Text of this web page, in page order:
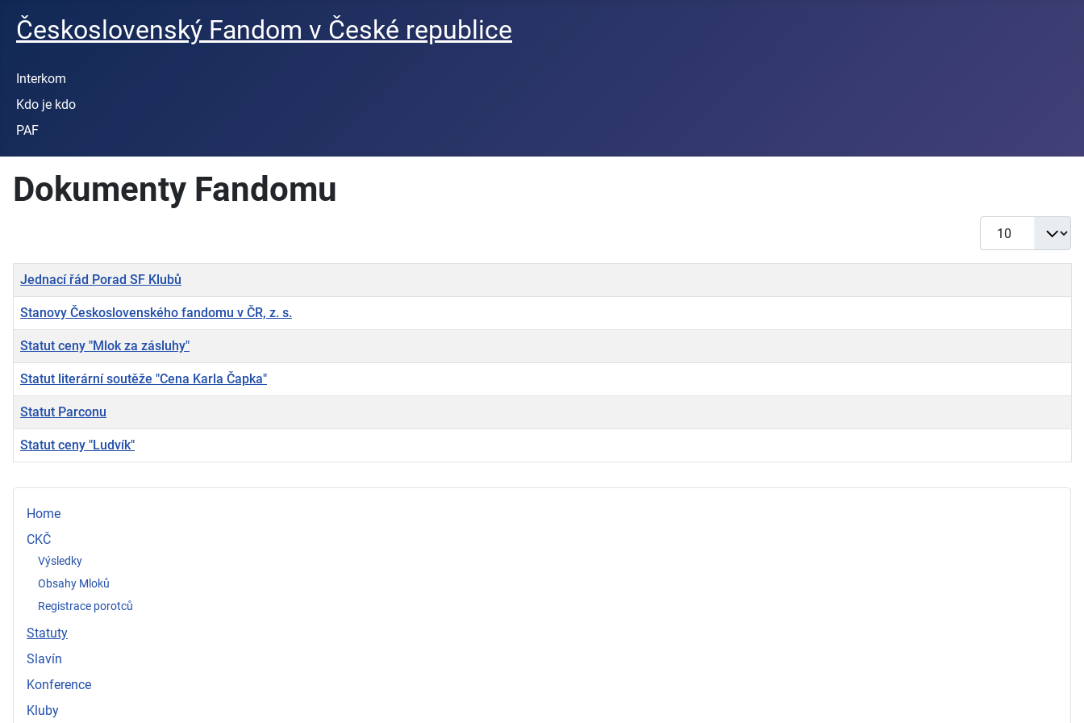
Československý Fandom v České republice
Interkom
Kdo je kdo
PAF
Home
CKČ
Výsledky
Obsahy Mloků
Registrace porotců
Statuty
Slavín
Konference
Kluby
Dokumenty Fandomu
Počet zobrazení
Titulek
Jednací řád Porad SF Klubů
Stanovy Československého fandomu v ČR, z. s.
Statut ceny "Mlok za zásluhy"
Statut literární soutěže "Cena Karla Čapka"
Statut Parconu
Statut ceny "Ludvík"